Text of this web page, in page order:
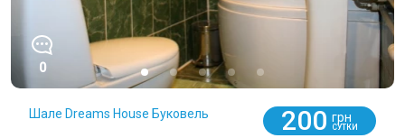
0
Шале Dreams House Буковель 200 грн
СУТКИ